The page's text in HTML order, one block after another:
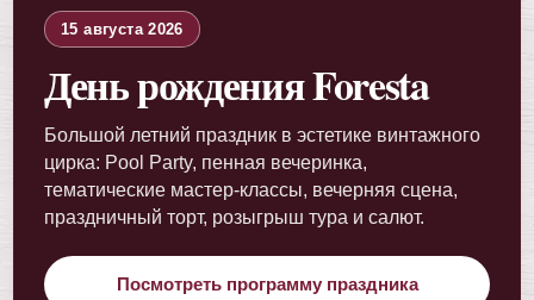
15 августа 2026
День рождения Foresta
Большой летний праздник в эстетике винтажного
цирка: Pool Party, пенная вечеринка,
тематические мастер-классы, вечерняя сцена,
праздничный торт, розыгрыш тура и салют.
Посмотреть программу праздника